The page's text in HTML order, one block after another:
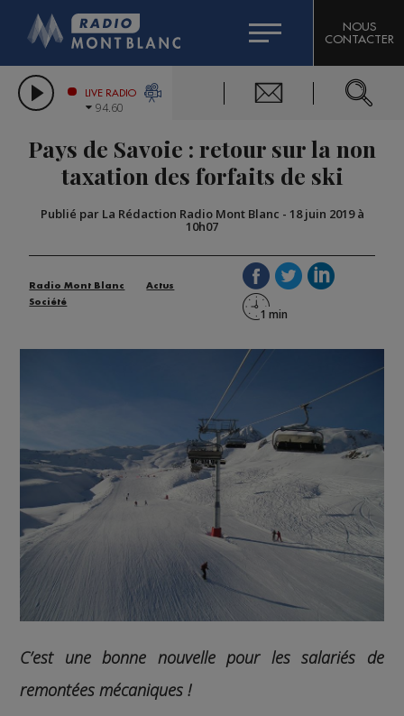
LES CHRONIQUES DE L'EXPERT
CITIZEN MACHINERY
GRAND MASSIF DOMAINES SKIABLES
BIGARD
COMPAGNIE DU MONT-BLANC
NOUS
CONTACTER
LIVE RADIO
94.60
Pays de Savoie : retour sur la non
taxation des forfaits de ski
Publié par La Rédaction Radio Mont Blanc - 18 juin 2019 à
10h07
Radio Mont Blanc
Actus
Société
C’est une bonne nouvelle pour les salariés de
remontées mécaniques !